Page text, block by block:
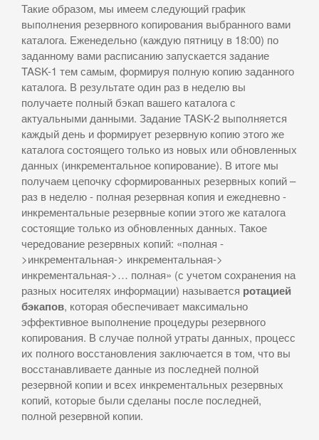
Такие образом, мы имеем следующий график
выполнения резервного копирования выбранного вами
каталога. Еженедельно (каждую пятницу в 18:00) по
заданному вами расписанию запускается задание
TASK-1 тем самым, формируя полную копию заданного
каталога. В результате один раз в неделю вы
получаете полный бэкап вашего каталога с
актуальными данными. Задание TASK-2 выполняется
каждый день и формирует резервную копию этого же
каталога состоящего только из новых или обновленных
данных (инкрементальное копирование). В итоге мы
получаем цепочку сформированных резервных копий –
раз в неделю - полная резервная копия и ежедневно -
инкрементальные резервные копии этого же каталога
состоящие только из обновленных данных. Такое
чередование резервных копий: «полная -
>инкрементальная-> инкрементальная->
инкрементальная->… полная» (с учетом сохранения на
разных носителях информации) называется ротацией
бэкапов, которая обеспечивает максимально
эффективное выполнение процедуры резервного
копирования. В случае полной утраты данных, процесс
их полного восстановления заключается в том, что вы
восстанавливаете данные из последней полной
резервной копии и всех инкрементальных резервных
копий, которые были сделаны после последней,
полной резервной копии.